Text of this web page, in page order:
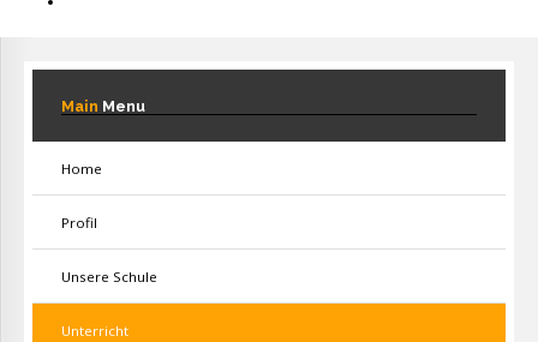
Main Menu
Home
Profil
Unsere Schule
Unterricht